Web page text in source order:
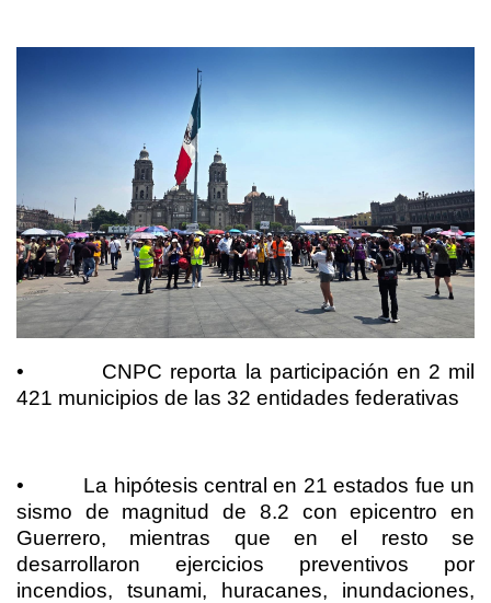
•
CNPC reporta la participación en 2 mil
421 municipios de las 32 entidades federativas
•
La hipótesis central en 21 estados fue un
sismo de magnitud de 8.2 con epicentro en
Guerrero, mientras que en el resto se
desarrollaron ejercicios preventivos por
incendios, tsunami, huracanes, inundaciones,